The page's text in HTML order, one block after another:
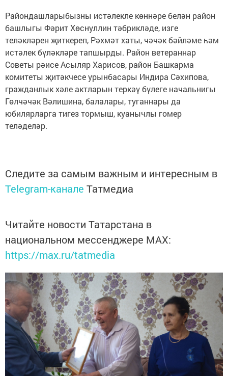
Райондашларыбызны истәлекле көннәре белән район
башлыгы Фәрит Хөснуллин тәбрикләде, изге
теләкләрен җиткереп, Рәхмәт хаты, чәчәк бәйләме һәм
истәлек бүләкләре тапшырды. Район ветераннар
Советы рәисе Асыляр Харисов, район Башкарма
комитеты җитәкчесе урынбасары Индира Сәхипова,
гражданлык хәле актларын теркәү бүлеге начальнигы
Гөлчәчәк Вәлишина, балалары, туганнары да
юбилярларга тигез тормыш, куанычлы гомер
теләделәр.
Следите за самым важным и интересным в
Telegram-канале Татмедиа
Читайте новости Татарстана в
национальном мессенджере MАХ:
https://max.ru/tatmedia